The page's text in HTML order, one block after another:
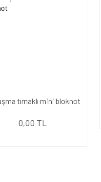
tırnaklı mini bloknot
0,00 TL